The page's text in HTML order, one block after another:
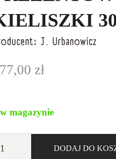
J. Urbanowicz
zł
magazynie
DODAJ DO